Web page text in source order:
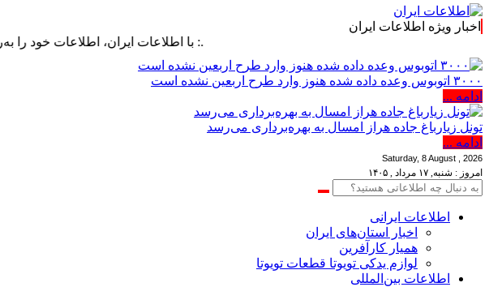
اخبار ویژه اطلاعات ایران
.: با اطلاعات ایران، اطلاعات خود را به‌روز کنید :.
۳۰۰۰ اتوبوس وعده داده شده هنوز وارد طرح اربعین نشده است
ادامه ...
تونل زیارباغ جاده هراز امسال به بهره‌برداری می‌رسد
ادامه ...
Saturday, 8 August , 2026
امروز : شنبه, ۱۷ مرداد , ۱۴۰۵
اطلاعات‌ ‎ایرانی
اخبار استان‌های ایران
همیار کارآفرین
لوازم یدکی تویوتا قطعات تویوتا
اطلاعات بین‌المللی